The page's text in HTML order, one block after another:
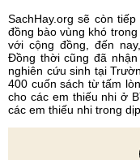
Web Viện IRED
SachHay.org sẽ còn
đồng bào vùng khó
với cộng đồng, đến
Đồng thời cũng đã
nghiên cứu sinh tại
400 cuốn sách từ tấm
cho các em thiếu nhi ở
các em thiếu nhi trong